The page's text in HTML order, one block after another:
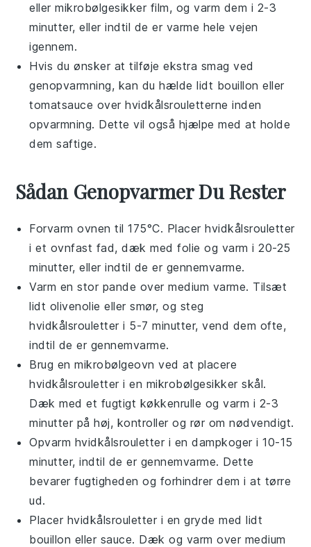
eller mikrobølgesikker film, og varm dem i 2-3
minutter, eller indtil de er varme hele vejen
igennem.
Hvis du ønsker at tilføje ekstra smag ved
genopvarmning, kan du hælde lidt bouillon eller
tomatsauce overhvidkålsrouletterne inden
opvarmning. Dette vil også hjælpe med at holde
dem saftige.
Sådan Genopvarmer Du Rester
Forvarm ovnen til 175°C. Placerhvidkålsrouletter
i et ovnfast fad, dæk med folie og varm i 20-25
minutter, eller indtil de er gennemvarme.
Varm en stor pande over medium varme. Tilsæt
lidt olivenolie eller smør, og steg
hvidkålsrouletter i 5-7 minutter, vend dem ofte,
indtil de er gennemvarme.
Brug en mikrobølgeovn ved at placere
hvidkålsrouletter i en mikrobølgesikker skål.
Dæk med et fugtigt køkkenrulle og varm i 2-3
minutter på høj, kontroller og rør om nødvendigt.
Opvarm hvidkålsrouletter i en dampkoger i 10-15
minutter, indtil de er gennemvarme. Dette
bevarer fugtigheden og forhindrer dem i at tørre
ud.
Placer hvidkålsrouletter i en gryde med lidt
bouillon eller sauce. Dæk og varm over medium